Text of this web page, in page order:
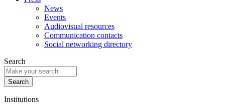
News
Events
Audiovisual resources
Communication contacts
Social networking directory
Search
Institutions